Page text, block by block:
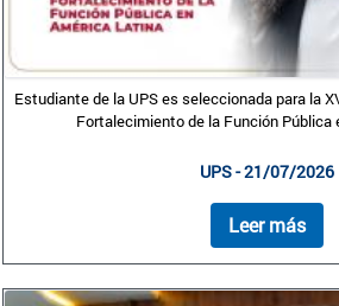
Estudiante de la UPS es seleccionada para la
Fortalecimiento de la Función Pública
UPS - 21/07/2026
Leer más